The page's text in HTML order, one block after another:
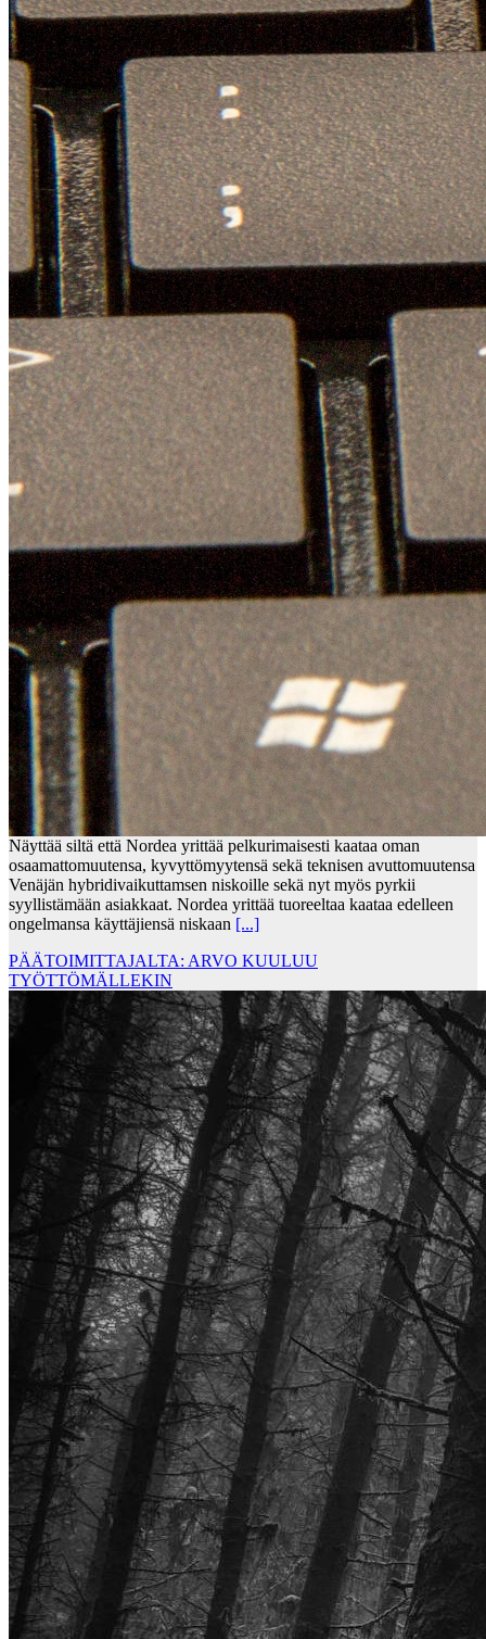
Näyttää siltä että Nordea yrittää pelkurimaisesti kaataa oman
osaamattomuutensa, kyvyttömyytensä sekä teknisen avuttomuutensa
Venäjän hybridivaikuttamsen niskoille sekä nyt myös pyrkii
syyllistämään asiakkaat. Nordea yrittää tuoreeltaa kaataa edelleen
ongelmansa käyttäjiensä niskaan [...]
PÄÄTOIMITTAJALTA: ARVO KUULUU
TYÖTTÖMÄLLEKIN